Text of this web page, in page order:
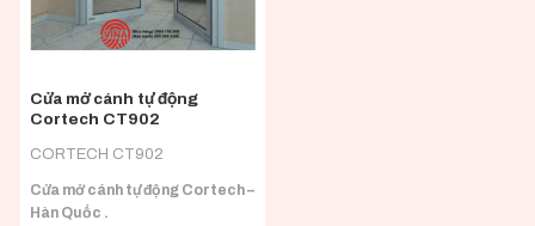
Cửa mở cánh tự động
Cortech CT902
CORTECH CT902
Cửa mở cánh tự động Cortech –
Hàn Quốc .